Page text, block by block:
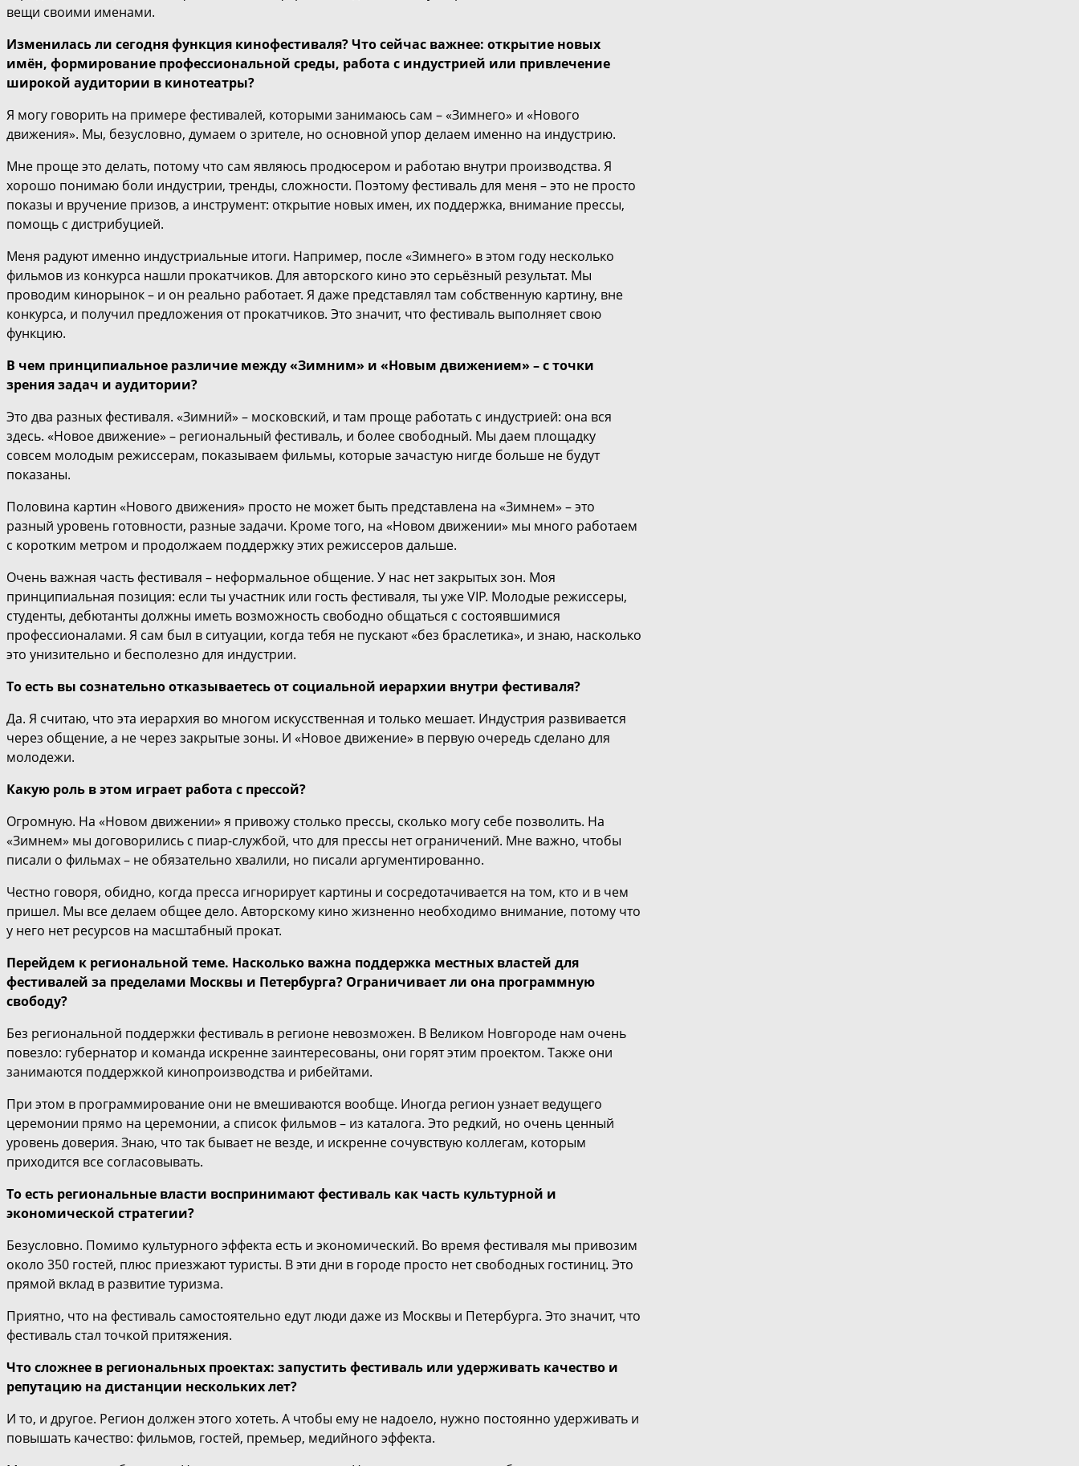
вещи своими именами.
Изменилась ли сегодня функция кинофестиваля? Что сейчас важнее: открытие новых
имён, формирование профессиональной среды, работа с индустрией или привлечение
широкой аудитории в кинотеатры?
Я могу говорить на примере фестивалей, которыми занимаюсь сам – «Зимнего» и «Нового
движения». Мы, безусловно, думаем о зрителе, но основной упор делаем именно на индустрию.
Мне проще это делать, потому что сам являюсь продюсером и работаю внутри производства. Я
хорошо понимаю боли индустрии, тренды, сложности. Поэтому фестиваль для меня – это не просто
показы и вручение призов, а инструмент: открытие новых имен, их поддержка, внимание прессы,
помощь с дистрибуцией.
Меня радуют именно индустриальные итоги. Например, после «Зимнего» в этом году несколько
фильмов из конкурса нашли прокатчиков. Для авторского кино это серьёзный результат. Мы
проводим кинорынок – и он реально работает. Я даже представлял там собственную картину, вне
конкурса, и получил предложения от прокатчиков. Это значит, что фестиваль выполняет свою
функцию.
В чем принципиальное различие между «Зимним» и «Новым движением» – с точки
зрения задач и аудитории?
Это два разных фестиваля. «Зимний» – московский, и там проще работать с индустрией: она вся
здесь. «Новое движение» – региональный фестиваль, и более свободный. Мы даем площадку
совсем молодым режиссерам, показываем фильмы, которые зачастую нигде больше не будут
показаны.
Половина картин «Нового движения» просто не может быть представлена на «Зимнем» – это
разный уровень готовности, разные задачи. Кроме того, на «Новом движении» мы много работаем
с коротким метром и продолжаем поддержку этих режиссеров дальше.
Очень важная часть фестиваля – неформальное общение. У нас нет закрытых зон. Моя
принципиальная позиция: если ты участник или гость фестиваля, ты уже VIP. Молодые режиссеры,
студенты, дебютанты должны иметь возможность свободно общаться с состоявшимися
профессионалами. Я сам был в ситуации, когда тебя не пускают «без браслетика», и знаю, насколько
это унизительно и бесполезно для индустрии.
То есть вы сознательно отказываетесь от социальной иерархии внутри фестиваля?
Да. Я считаю, что эта иерархия во многом искусственная и только мешает. Индустрия развивается
через общение, а не через закрытые зоны. И «Новое движение» в первую очередь сделано для
молодежи.
Какую роль в этом играет работа с прессой?
Огромную. На «Новом движении» я привожу столько прессы, сколько могу себе позволить. На
«Зимнем» мы договорились с пиар-службой, что для прессы нет ограничений. Мне важно, чтобы
писали о фильмах – не обязательно хвалили, но писали аргументированно.
Честно говоря, обидно, когда пресса игнорирует картины и сосредотачивается на том, кто и в чем
пришел. Мы все делаем общее дело. Авторскому кино жизненно необходимо внимание, потому что
у него нет ресурсов на масштабный прокат.
Перейдем к региональной теме. Насколько важна поддержка местных властей для
фестивалей за пределами Москвы и Петербурга? Ограничивает ли она программную
свободу?
Без региональной поддержки фестиваль в регионе невозможен. В Великом Новгороде нам очень
повезло: губернатор и команда искренне заинтересованы, они горят этим проектом. Также они
занимаются поддержкой кинопроизводства и рибейтами.
При этом в программирование они не вмешиваются вообще. Иногда регион узнает ведущего
церемонии прямо на церемонии, а список фильмов – из каталога. Это редкий, но очень ценный
уровень доверия. Знаю, что так бывает не везде, и искренне сочувствую коллегам, которым
приходится все согласовывать.
То есть региональные власти воспринимают фестиваль как часть культурной и
экономической стратегии?
Безусловно. Помимо культурного эффекта есть и экономический. Во время фестиваля мы привозим
около 350 гостей, плюс приезжают туристы. В эти дни в городе просто нет свободных гостиниц. Это
прямой вклад в развитие туризма.
Приятно, что на фестиваль самостоятельно едут люди даже из Москвы и Петербурга. Это значит, что
фестиваль стал точкой притяжения.
Что сложнее в региональных проектах: запустить фестиваль или удерживать качество и
репутацию на дистанции нескольких лет?
И то, и другое. Регион должен этого хотеть. А чтобы ему не надоело, нужно постоянно удерживать и
повышать качество: фильмов, гостей, премьер, медийного эффекта.